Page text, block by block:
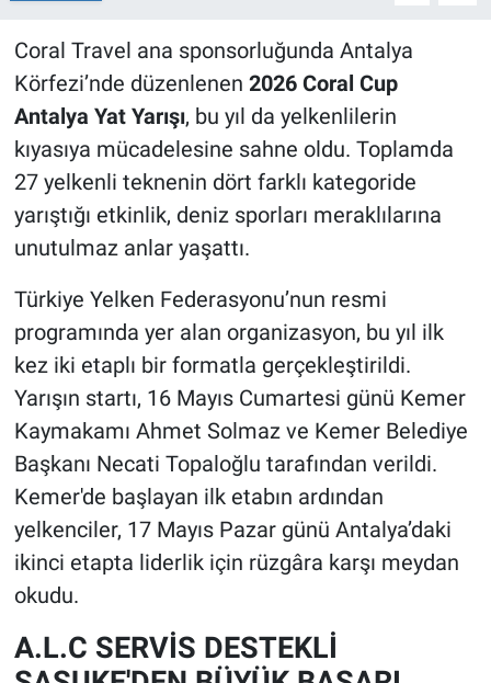
Coral Travel ana sponsorluğunda Antalya
Körfezi’nde düzenlenen 2026 Coral Cup
Antalya Yat Yarışı, bu yıl da yelkenlilerin
kıyasıya mücadelesine sahne oldu. Toplamda
27 yelkenli teknenin dört farklı kategoride
yarıştığı etkinlik, deniz sporları meraklılarına
unutulmaz anlar yaşattı.
Türkiye Yelken Federasyonu’nun resmi
programında yer alan organizasyon, bu yıl ilk
kez iki etaplı bir formatla gerçekleştirildi.
Yarışın startı, 16 Mayıs Cumartesi günü Kemer
Kaymakamı Ahmet Solmaz ve Kemer Belediye
Başkanı Necati Topaloğlu tarafından verildi.
Kemer'de başlayan ilk etabın ardından
yelkenciler, 17 Mayıs Pazar günü Antalya’daki
ikinci etapta liderlik için rüzgâra karşı meydan
okudu.
A.L.C SERVİS DESTEKLİ